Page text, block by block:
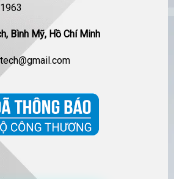
Bình Mỹ, Hồ Chí Minh